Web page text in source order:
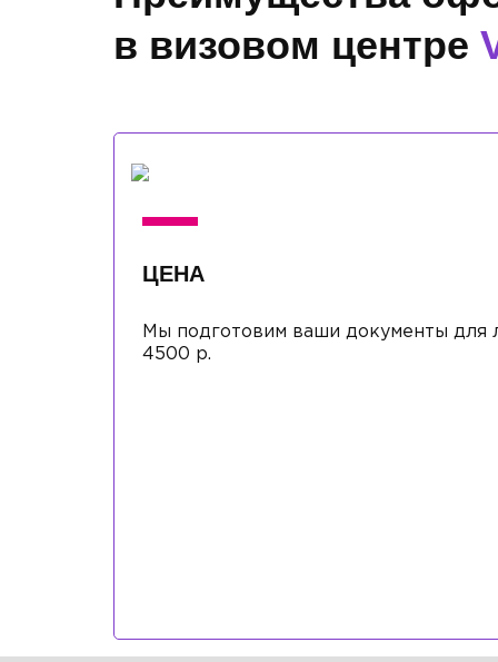
в визовом центре
ЦЕНА
Мы подготовим ваши документы для
4500 р.